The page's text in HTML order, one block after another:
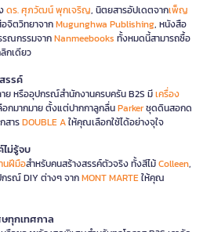
ดร. ศุภวัฒน์ พุกเจริญ, นิตยสารอัปเดตจากเพ็ญ
จิตวิทยาจากMugunghwa Publishing, หนังสือ
รณกรรมจากNanmeebooks ทั้งหมดนี้สามารถซื้อ
กเดียว
รรค์
ย หรืออุปกรณ์สำนักงานครบครัน B2S มีเครื่อง
อกมากมาย ตั้งแต่ปากกาลูกลื่นParkerชุดดินสอกด
สารDOUBLE Aให้คุณเลือกใช้ได้อย่างจุใจ
ม่รู้จบ
นฝีมือสำหรับคนสร้างสรรค์ตัวจริง ทั้งสีไม้Colleen,
กรณ์ DIY ต่างๆ จากMONT MARTEให้คุณ
ทุกเทศกาล